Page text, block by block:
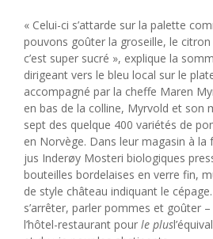
« Celui-ci s’attarde sur la palette
pouvons goûter la groseille, le citron
c’est super sucré », explique la
dirigeant vers le bleu local sur le
accompagné par la cheffe Maren
en bas de la colline, Myrvold et son
sept des quelque 400 variétés de
en Norvège. Dans leur magasin à la
jus Inderøy Mosteri biologiques
bouteilles bordelaises en verre fin,
de style château indiquant le
s’arrêter, parler pommes et goûter
l’hôtel-restaurant pour le plus